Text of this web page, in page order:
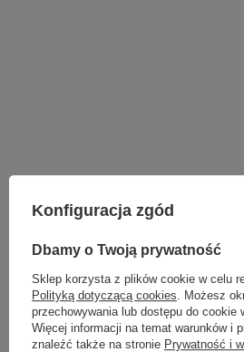
KINKIETY NAD
ŻYRANDOLE
LAMPY WISZĄCE
LAMPY WISZĄCE -
KINKIETY DO
LAMPY SUFITOWE
LAMPY
Konfiguracja zgód
Dbamy o Twoją prywatność
Sklep korzysta z plików cookie w celu
Polityką dotyczącą cookies . Możesz
przechowywania lub dostępu do cookie
Więcej informacji na temat warunków i
znaleźć także na stronie Prywatność i